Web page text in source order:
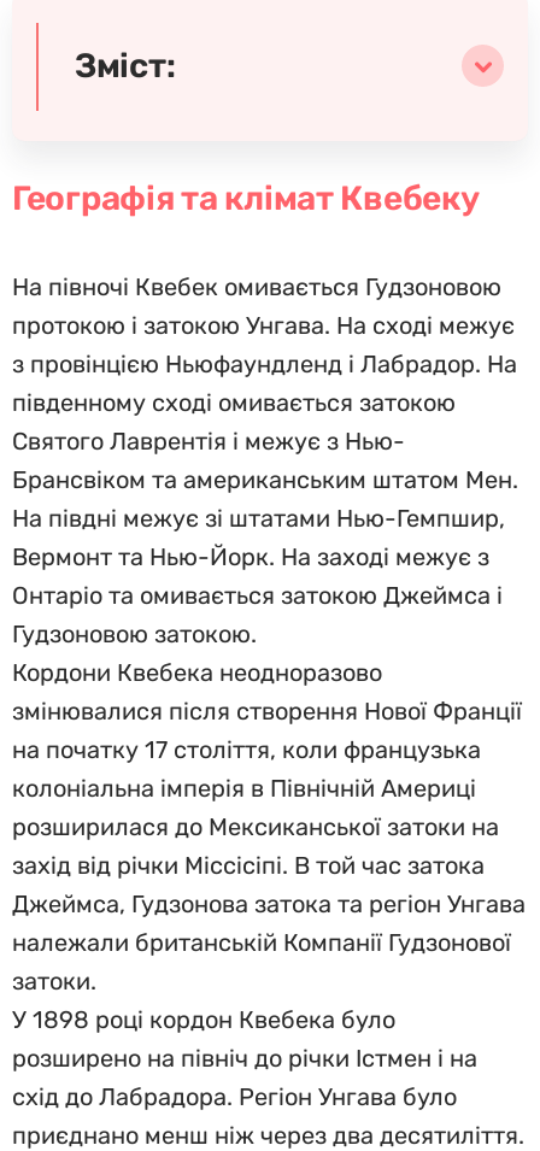
Зміст:
Географія та клімат Квебеку
На півночі Квебек омивається Гудзоновою
протокою і затокою Унгава. На сході межує
з провінцією Ньюфаундленд і Лабрадор. На
південному сході омивається затокою
Святого Лаврентія і межує з Нью-
Брансвіком та американським штатом Мен.
На півдні межує зі штатами Нью-Гемпшир,
Вермонт та Нью-Йорк. На заході межує з
Онтаріо та омивається затокою Джеймса і
Гудзоновою затокою.
Кордони Квебека неодноразово
змінювалися після створення Нової Франції
на початку 17 століття, коли французька
колоніальна імперія в Північній Америці
розширилася до Мексиканської затоки на
захід від річки Міссісіпі. В той час затока
Джеймса, Гудзонова затока та регіон Унгава
належали британській Компанії Гудзонової
затоки.
У 1898 році кордон Квебека було
розширено на північ до річки Істмен і на
схід до Лабрадора. Регіон Унгава було
приєднано менш ніж через два десятиліття.